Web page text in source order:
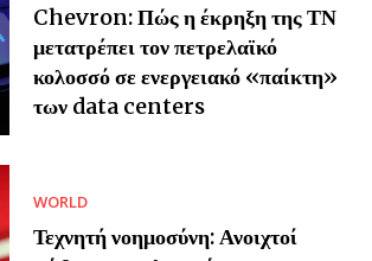
Chevron: Πώς η έκρηξη της ΤΝ
μετατρέπει τον πετρελαϊκό
κολοσσό σε ενεργειακό «παίκτη»
των data centers
WORLD
Τεχνητή νοημοσύνη: Ανοιχτοί